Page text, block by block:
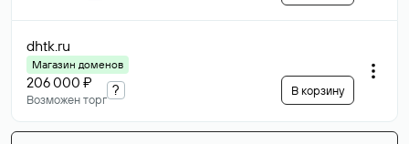
dhtk.ru
Магазин доменов
206 000 ₽
Возможен торг
? В корзину